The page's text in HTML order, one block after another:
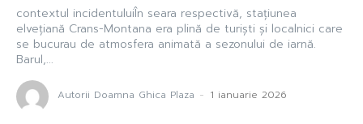
contextul incidentuluiÎn seara respectivă, stațiunea
elvețiană Crans-Montana era plină de turiști și localnici care
se bucurau de atmosfera animată a sezonului de iarnă.
Barul,...
Autorii Doamna Ghica Plaza - 1 ianuarie 2026